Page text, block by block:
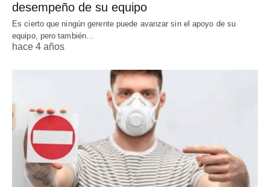
desempeño de su equipo
Es cierto que ningún gerente puede avanzar sin el apoyo de su
equipo, pero también…
hace 4 años